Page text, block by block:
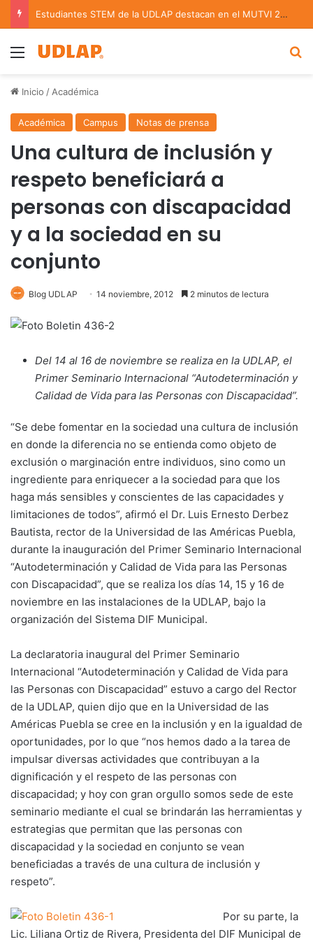
Estudiantes STEM de la UDLAP destacan en el MUTVI 2026
Menu
Inicio / Académica
Académica Campus Notas de prensa
Una cultura de inclusión y
respeto beneficiará a
personas con discapacidad
y a la sociedad en su
conjunto
Blog UDLAP 14 noviembre, 2012 2 minutos de lectura
Del 14 al 16 de noviembre se realiza en la UDLAP, el
Primer Seminario Internacional “Autodeterminación y
Calidad de Vida para las Personas con Discapacidad”.
“Se debe fomentar en la sociedad una cultura de inclusión
en donde la diferencia no se entienda como objeto de
exclusión o marginación entre individuos, sino como un
ingrediente para enriquecer a la sociedad para que los
haga más sensibles y conscientes de las capacidades y
limitaciones de todos”, afirmó el Dr. Luis Ernesto Derbez
Bautista, rector de la Universidad de las Américas Puebla,
durante la inauguración del Primer Seminario Internacional
“Autodeterminación y Calidad de Vida para las Personas
con Discapacidad”, que se realiza los días 14, 15 y 16 de
noviembre en las instalaciones de la UDLAP, bajo la
organización del Sistema DIF Municipal.
La declaratoria inaugural del Primer Seminario
Internacional “Autodeterminación y Calidad de Vida para
las Personas con Discapacidad” estuvo a cargo del Rector
de la UDLAP, quien dijo que en la Universidad de las
Américas Puebla se cree en la inclusión y en la igualdad de
oportunidades, por lo que “nos hemos dado a la tarea de
impulsar diversas actividades que contribuyan a la
dignificación y el respeto de las personas con
discapacidad; y hoy con gran orgullo somos sede de este
seminario mediante el cual se brindarán las herramientas y
estrategias que permitan que las personas con
discapacidad y la sociedad en conjunto se vean
beneficiadas a través de una cultura de inclusión y
respeto”.
Por su parte, la
Lic. Liliana Ortiz de Rivera, Presidenta del DIF Municipal de